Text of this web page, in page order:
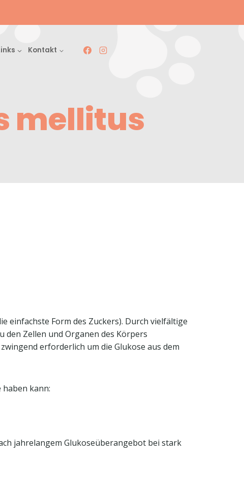
Kontakt
mellitus
einfachste Form des Zuckers). Durch vielfältige
Zellen und Organen des Körpers
erforderlich um die Glukose aus dem
kann:
jahrelangem Glukoseüberangebot bei stark